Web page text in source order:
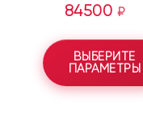
84500 ₽
ВЫБЕРИТЕ
ПАРАМЕТРЫ